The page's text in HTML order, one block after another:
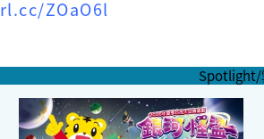
ZOaO6l
Spotlight/